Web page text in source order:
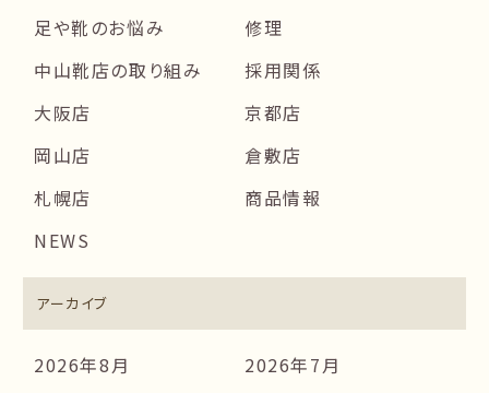
足や靴のお悩み
修理
中山靴店の取り組み
採用関係
大阪店
京都店
岡山店
倉敷店
札幌店
商品情報
NEWS
アーカイブ
2026年8月
2026年7月